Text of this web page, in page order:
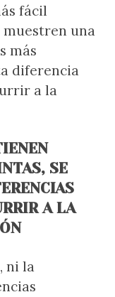
fácil
una
más
diferencia
a la
SE
A LA
ni la